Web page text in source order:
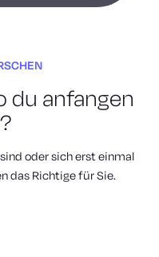
du anfangen
oder sich erst einmal
das Richtige für Sie.